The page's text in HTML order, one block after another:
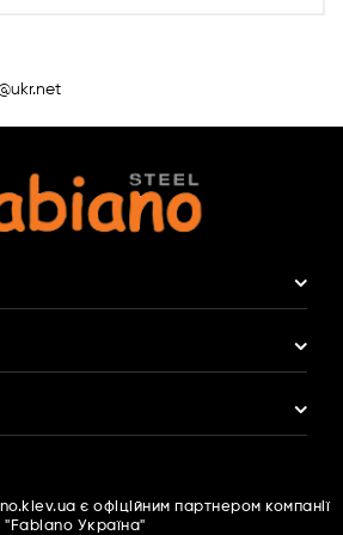
є офіційним партнером компанії
"Fabiano Україна"